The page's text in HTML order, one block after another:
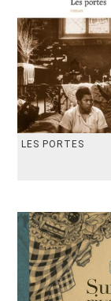
LES PORTES